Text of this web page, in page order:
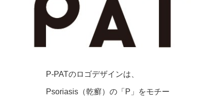
P-PATのロゴデザインは、
Psoriasis（乾癬）の「P」をモチー